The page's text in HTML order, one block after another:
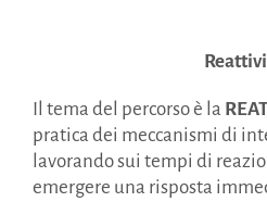
Il tema del percorso è la
pratica dei meccanismi di
lavorando sui tempi di
emergere una risposta